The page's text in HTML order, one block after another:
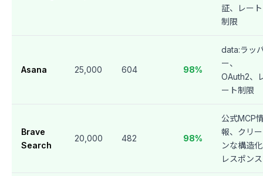
証、レート
制限
Asana 25,000 604 98%
data:ラッ
ー、
OAuth2、
ート制限
Brave
Search
20,000 482 98%
公式MCP
報、クリー
ンな構造化
レスポンス